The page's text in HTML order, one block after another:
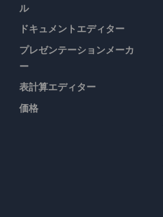
ル
ドキュメントエディター
プレゼンテーションメーカ
ー
表計算エディター
価格